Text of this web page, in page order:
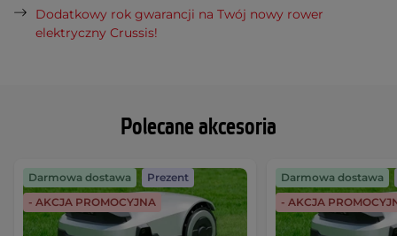
Polecane akcesoria
Darmowa dostawa
Prezent
- AKCJA PROMOCYJNA
Darmowa dostawa
- AKCJA
Dodatkowy rok gwarancji na Twój nowy rower
elektryczny Crussis!